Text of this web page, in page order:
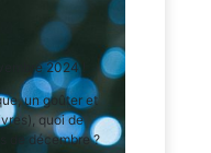
2024 !
un goûter et
quoi de
de décembre ?